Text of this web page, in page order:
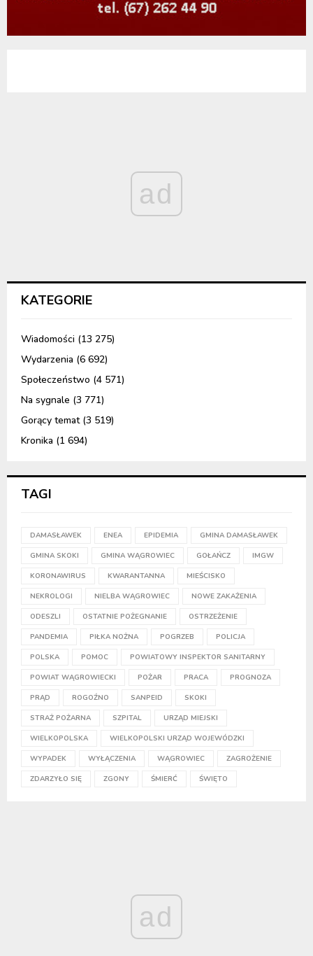
ad
KATEGORIE
Wiadomości (13 275)
Wydarzenia (6 692)
Społeczeństwo (4 571)
Na sygnale (3 771)
Gorący temat(3 519)
Kronika (1 694)
TAGI
DAMASŁAWEK ENEA EPIDEMIA GMINA DAMASŁAWEK
GMINA SKOKI GMINA WĄGROWIEC GOŁAŃCZ IMGW
KORONAWIRUS KWARANTANNA MIEŚCISKO
NEKROLOGI NIELBA WĄGROWIEC NOWE ZAKAŻENIA
ODESZLI OSTATNIE POŻEGNANIE OSTRZEŻENIE
PANDEMIA PIŁKA NOŻNA POGRZEB POLICJA
POLSKA POMOC POWIATOWY INSPEKTOR SANITARNY
POWIAT WĄGROWIECKI POŻAR PRACA PROGNOZA
PRĄD ROGOŹNO SANPEID SKOKI
STRAŻ POŻARNA SZPITAL URZĄD MIEJSKI
WIELKOPOLSKA WIELKOPOLSKI URZĄD WOJEWÓDZKI
WYPADEK WYŁĄCZENIA WĄGROWIEC ZAGROŻENIE
ZDARZYŁO SIĘ ZGONY ŚMIERĆ ŚWIĘTO
ad